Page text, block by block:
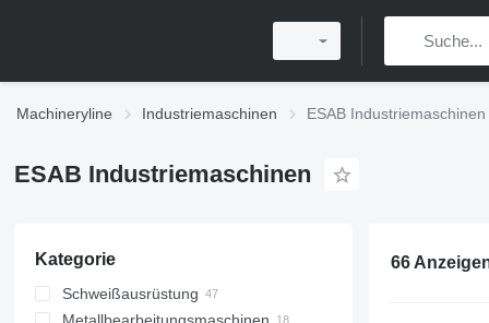
Machineryline Industriemaschinen ESAB Industriemaschinen
ESAB Industriemaschinen
Kategorie
Schweißausrüstung
66